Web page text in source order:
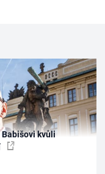
kvůli